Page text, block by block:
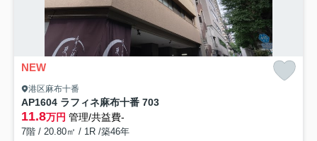
NEW
港区麻布十番
AP1604 ラフィネ麻布十番 703
11.8万円 管理/共益費-
7階 / 20.80㎡ / 1R /築46年